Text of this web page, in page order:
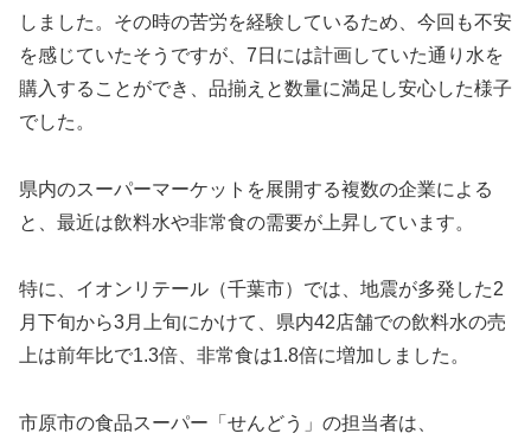
しました。その時の苦労を経験しているため、今回も不安
を感じていたそうですが、7日には計画していた通り水を
購入することができ、品揃えと数量に満足し安心した様子
でした。
県内のスーパーマーケットを展開する複数の企業による
と、最近は飲料水や非常食の需要が上昇しています。
特に、イオンリテール（千葉市）では、地震が多発した2
月下旬から3月上旬にかけて、県内42店舗での飲料水の売
上は前年比で1.3倍、非常食は1.8倍に増加しました。
市原市の食品スーパー「せんどう」の担当者は、